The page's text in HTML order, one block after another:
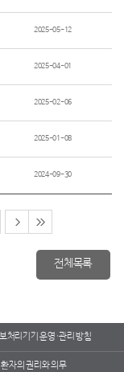
2025-05-12
2025-04-01
2025-02-06
2025-01-08
2024-09-30
전체목록
처리기기 운영·관리 방침
환자의 권리와 의무